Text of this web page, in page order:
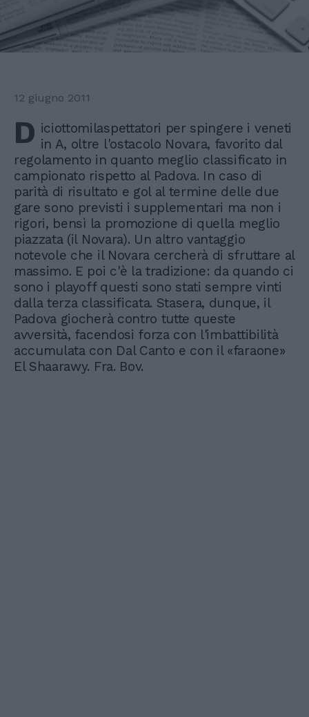
12 giugno 2011
D iciottomilaspettatori per spingere i veneti
in A, oltre l'ostacolo Novara, favorito dal
regolamento in quanto meglio classificato in
campionato rispetto al Padova. In caso di
parità di risultato e gol al termine delle due
gare sono previsti i supplementari ma non i
rigori, bensì la promozione di quella meglio
piazzata (il Novara). Un altro vantaggio
notevole che il Novara cercherà di sfruttare al
massimo. E poi c'è la tradizione: da quando ci
sono i playoff questi sono stati sempre vinti
dalla terza classificata. Stasera, dunque, il
Padova giocherà contro tutte queste
avversità, facendosi forza con l'imbattibilità
accumulata con Dal Canto e con il «faraone»
El Shaarawy. Fra. Bov.